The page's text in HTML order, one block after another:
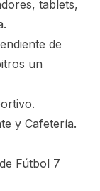
tablets,
de
un
y Cafetería.
Fútbol 7